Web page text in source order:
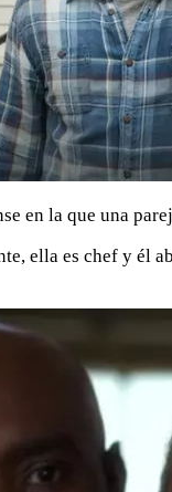
en la que una
ella es chef y él